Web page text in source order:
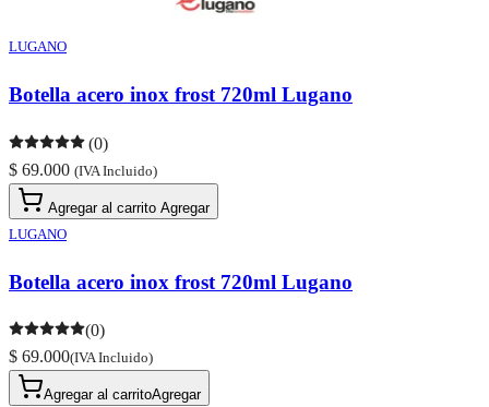
LUGANO
Botella acero inox frost 720ml Lugano
(0)
$ 69.000 (IVA Incluido)
Agregar al carrito Agregar
LUGANO
Botella acero inox frost 720ml Lugano
(0)
$ 69.000(IVA Incluido)
Agregar al carritoAgregar